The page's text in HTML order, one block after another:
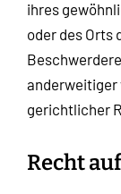
ihres
oder des Orts
gerichtlicher
Recht